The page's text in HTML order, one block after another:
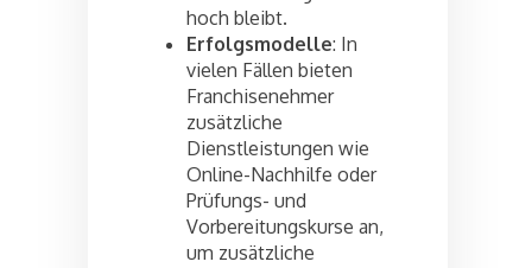
hoch bleibt.
Erfolgsmodelle: In
vielen Fällen bieten
Franchisenehmer
zusätzliche
Dienstleistungen wie
Online-Nachhilfe oder
Prüfungs- und
Vorbereitungskurse an,
um zusätzliche